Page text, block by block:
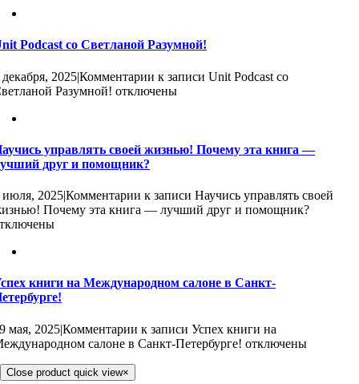
Podcast со Светланой Разумной!
декабря, 2025|Комментарии к записи Unit Podcast со
Разумной! отключены
управлять своей жизнью! Почему эта книга —
друг и помощник?
июля, 2025|Комментарии к записи Научись управлять своей
Почему эта книга — лучший друг и помощник?
книги на Международном салоне в Санкт-
мая, 2025|Комментарии к записи Успех книги на
салоне в Санкт-Петербурге! отключены
Close product quick view×